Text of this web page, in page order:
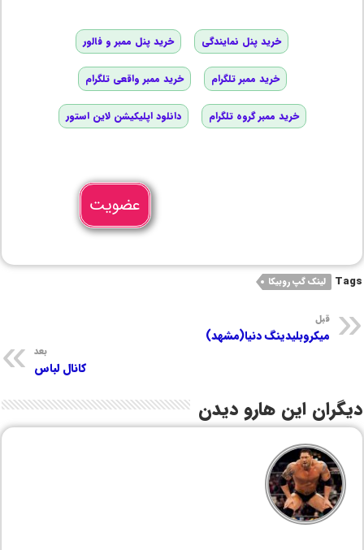
خرید پنل نمایندگی خرید پنل ممبر و فالور
خرید ممبر تلگرام خرید ممبر واقعی تلگرام
خرید ممبر گروه تلگرام دانلود اپلیکیشن لاین استور
عضویت
Tags لینک گپ روبیکا
قبل
میکروبلیدینگ دنیا(مشهد)
بعد
کانال لباس
دیگران این هارو دیدن